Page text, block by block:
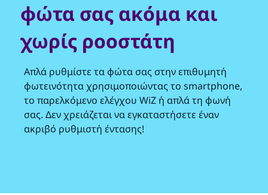
φώτα σας ακόμα και
χωρίς ροοστάτη
Απλά ρυθμίστε τα φώτα σας στην επιθυμητή
φωτεινότητα χρησιμοποιώντας το smartphone,
το παρελκόμενο ελέγχου WiZ ή απλά τη φωνή
σας. Δεν χρειάζεται να εγκαταστήσετε έναν
ακριβό ρυθμιστή έντασης!